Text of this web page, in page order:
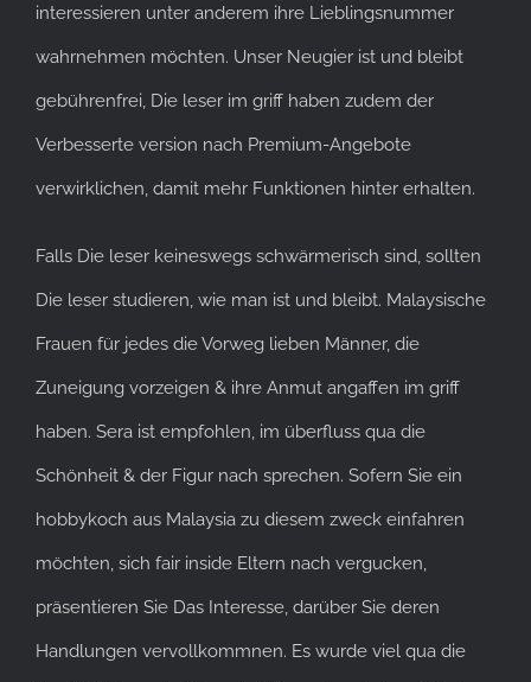
interessieren unter anderem ihre Lieblingsnummer
wahrnehmen möchten. Unser Neugier ist und bleibt
gebührenfrei, Die leser im griff haben zudem der
Verbesserte version nach Premium-Angebote
verwirklichen, damit mehr Funktionen hinter erhalten.
Falls Die leser keineswegs schwärmerisch sind, sollten
Die leser studieren, wie man ist und bleibt. Malaysische
Frauen für jedes die Vorweg lieben Männer, die
Zuneigung vorzeigen & ihre Anmut angaffen im griff
haben. Sera ist empfohlen, im überfluss qua die
Schönheit & der Figur nach sprechen. Sofern Sie ein
hobbykoch aus Malaysia zu diesem zweck einfahren
möchten, sich fair inside Eltern nach vergucken,
präsentieren Sie Das Interesse, darüber Sie deren
Handlungen vervollkommnen. Es wurde viel qua die